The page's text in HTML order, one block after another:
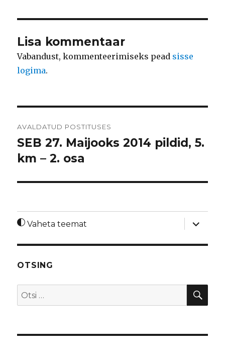
Lisa kommentaar
Vabandust, kommenteerimiseks pead sisse
logima.
AVALDATUD POSTITUSES
SEB 27. Maijooks 2014 pildid, 5.
km – 2. osa
Vaheta teemat
laienda
OTSING
Otsi: